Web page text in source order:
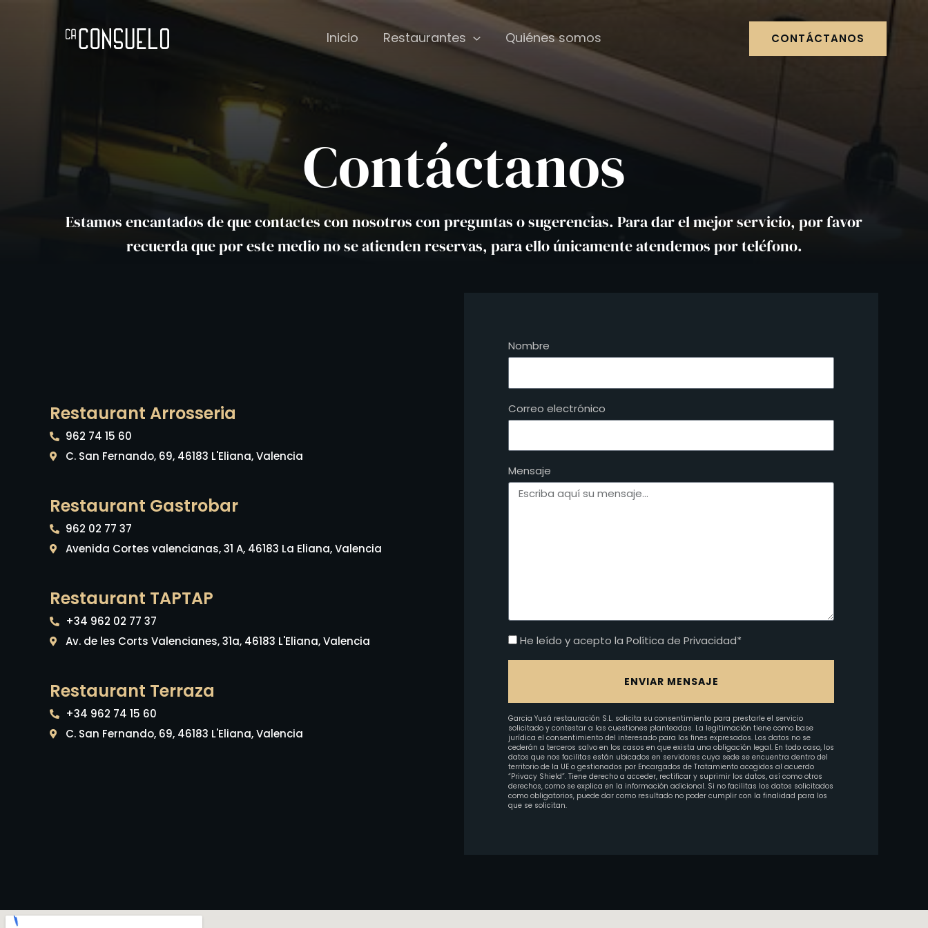
Inicio Restaurantes Quiénes somos CONTÁCTANOS
Contáctanos
Estamos encantados de que contactes con nosotros con preguntas o sugerencias. Para dar el mejor servicio, por favor
recuerda que por este medio no se atienden reservas, para ello únicamente atendemos por teléfono.
Restaurant Arrosseria
962 74 15 60
C. San Fernando, 69, 46183 L'Eliana, Valencia
Restaurant Gastrobar
962 02 77 37
Avenida Cortes valencianas, 31 A, 46183 La Eliana, Valencia
Restaurant TAPTAP
+34 962 02 77 37
Av. de les Corts Valencianes, 31a, 46183 L'Eliana, Valencia
Restaurant Terraza
+34 962 74 15 60
C. San Fernando, 69, 46183 L'Eliana, Valencia
Nombre
Correo electrónico
Mensaje
He leído y acepto la Política de Privacidad*
Garcia Yusá restauración S.L. solicita su consentimiento para prestarle el servicio
solicitado y contestar a las cuestiones planteadas. La legitimación tiene como base
jurídica el consentimiento del interesado para los fines expresados. Los datos no se
cederán a terceros salvo en los casos en que exista una obligación legal. En todo caso, los
datos que nos facilitas están ubicados en servidores cuya sede se encuentra dentro del
territorio de la UE o gestionados por Encargados de Tratamiento acogidos al acuerdo
“Privacy Shield”. Tiene derecho a acceder, rectificar y suprimir los datos, así como otros
derechos, como se explica en la información adicional. Si no facilitas los datos solicitados
como obligatorios, puede dar como resultado no poder cumplir con la finalidad para los
que se solicitan.
ENVIAR MENSAJE